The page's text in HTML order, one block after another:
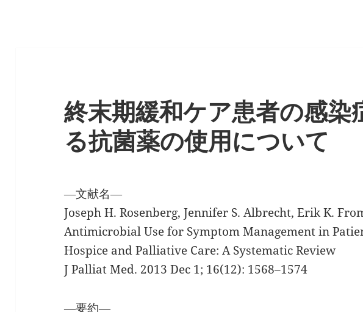
終末期緩和ケア患者の感染
る抗菌薬の使用について
―文献名―
Joseph H. Rosenberg, Jennifer S. Albrecht, Erik K.
Antimicrobial Use for Symptom Management in
Hospice and Palliative Care: A Systematic Review
J Palliat Med. 2013 Dec 1; 16(12): 1568–1574
―要約―